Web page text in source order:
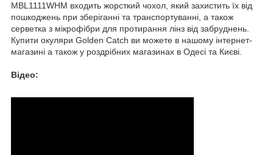
MBL1111WHM входить жорсткий чохол, який захистить їх від
пошкоджень при зберіганні та транспортуванні, а також
серветка з мікрофібри для протирання лінз від забруднень.
Купити окуляри Golden Catch ви можете в нашому інтернет-
магазині а також у роздрібних магазинах в Одесі та Києві.
Відео: